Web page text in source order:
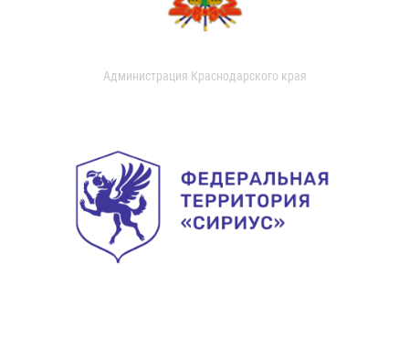
Администрация Краснодарского края